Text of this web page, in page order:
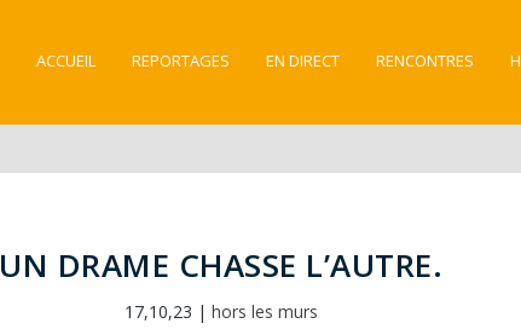
ACCUEIL REPORTAGES EN DIRECT RENCONTRES
UN DRAME CHASSE L’AUTRE.
17,10,23 | hors les murs